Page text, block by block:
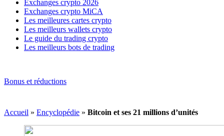
Exchanges crypto 2026
Exchanges crypto MiCA
Les meilleures cartes crypto
Les meilleurs wallets crypto
Le guide du trading crypto
Les meilleurs bots de trading
Bonus et réductions
Accueil » Encyclopédie » Bitcoin et ses 21 millions d’unités